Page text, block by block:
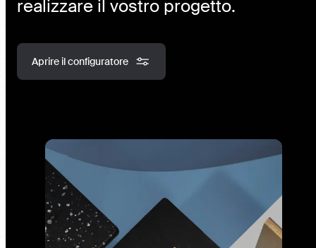
realizzare il vostro progetto.
Aprire il configuratore